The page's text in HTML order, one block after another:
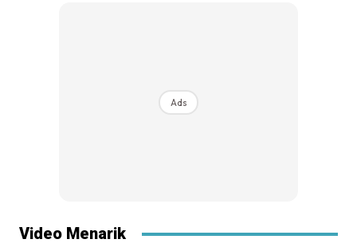
Ads
Video Menarik